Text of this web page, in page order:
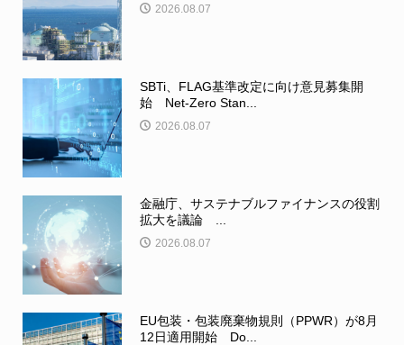
2026.08.07
SBTi、FLAG基準改定に向け意見募集開
始 Net-Zero Stan...
2026.08.07
金融庁、サステナブルファイナンスの役割
拡大を議論 ...
2026.08.07
EU包装・包装廃棄物規則（PPWR）が8月
12日適用開始 Do...